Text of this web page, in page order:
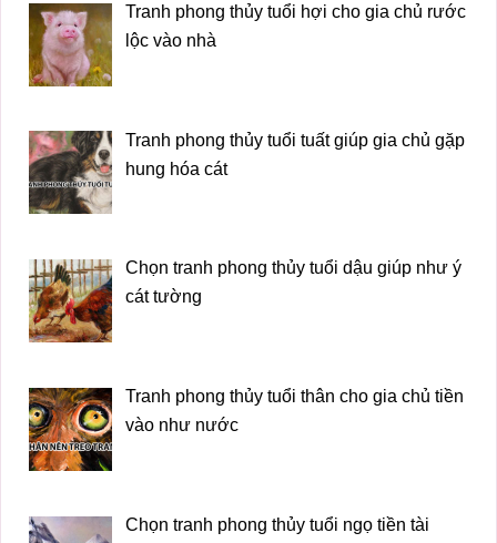
Tranh phong thủy tuổi hợi cho gia chủ rước
lộc vào nhà
Tranh phong thủy tuổi tuất giúp gia chủ gặp
hung hóa cát
Chọn tranh phong thủy tuổi dậu giúp như ý
cát tường
Tranh phong thủy tuổi thân cho gia chủ tiền
vào như nước
Chọn tranh phong thủy tuổi ngọ tiền tài